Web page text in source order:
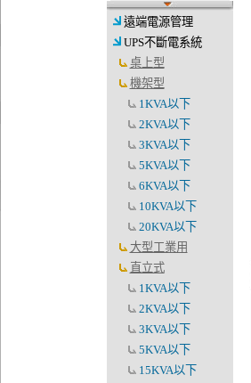
遠端電源管理
UPS不斷電系統
桌上型
機架型
1KVA以下
2KVA以下
3KVA以下
5KVA以下
6KVA以下
10KVA以下
20KVA以下
大型工業用
直立式
1KVA以下
2KVA以下
3KVA以下
5KVA以下
15KVA以下